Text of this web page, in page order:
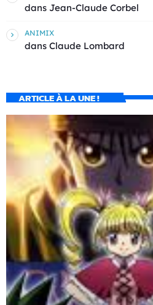
dans Jean-Claude Corbel
ANIMIX
dans Claude Lombard
ARTICLE À LA UNE !